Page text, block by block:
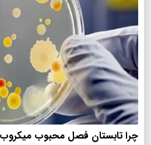
چرا تابستان فصل محبوب